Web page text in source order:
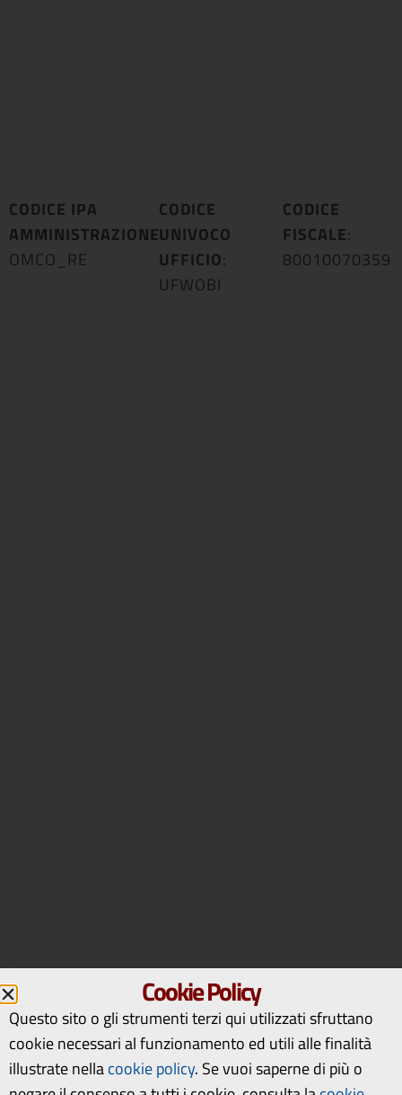
CODICE IPA
AMMINISTRAZIONE:
OMCO_RE
CODICE
UNIVOCO
UFFICIO:
UFWOBI
CODICE
FISCALE:
80010070359
Cookie Policy
Questo sito o gli strumenti terzi qui utilizzati sfruttano
cookie necessari al funzionamento ed utili alle finalità
illustrate nellacookie policy. Se vuoi saperne di più o